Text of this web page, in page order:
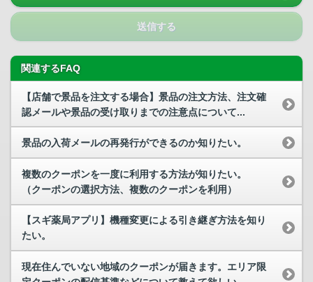
送信する
関連するFAQ
【店舗で景品を注文する場合】景品の注文方法、注文確
認メールや景品の受け取りまでの注意点について...
景品の入荷メールの再発行ができるのか知りたい。
複数のクーポンを一度に利用する方法が知りたい。
（クーポンの選択方法、複数のクーポンを利用）
【スギ薬局アプリ】機種変更による引き継ぎ方法を知り
たい。
現在住んでいない地域のクーポンが届きます。エリア限